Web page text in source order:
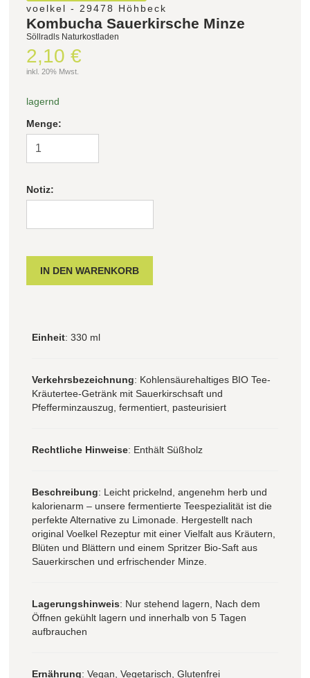
voelkel - 29478 Höhbeck
Kombucha Sauerkirsche Minze
Söllradls Naturkostladen
2,10 €
inkl. 20% Mwst.
lagernd
Menge:
Notiz:
Einheit: 330 ml
Verkehrsbezeichnung: Kohlensäurehaltiges BIO Tee-
Kräutertee-Getränk mit Sauerkirschsaft und
Pfefferminzauszug, fermentiert, pasteurisiert
Rechtliche Hinweise: Enthält Süßholz
Beschreibung: Leicht prickelnd, angenehm herb und
kalorienarm – unsere fermentierte Teespezialität ist die
perfekte Alternative zu Limonade. Hergestellt nach
original Voelkel Rezeptur mit einer Vielfalt aus Kräutern,
Blüten und Blättern und einem Spritzer Bio-Saft aus
Sauerkirschen und erfrischender Minze.
Lagerungshinweis: Nur stehend lagern, Nach dem
Öffnen gekühlt lagern und innerhalb von 5 Tagen
aufbrauchen
Ernährung: Vegan, Vegetarisch, Glutenfrei